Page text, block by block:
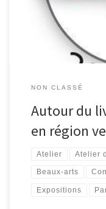
projet rassemble plus
NON CLASSÉ
Autour du
en région
Atelier Atelier
Beaux-arts
Expositions